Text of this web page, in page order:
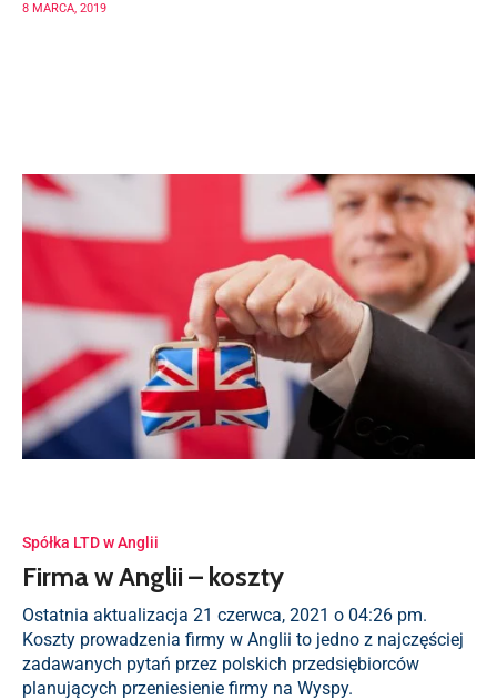
8 MARCA, 2019
Spółka LTD w Anglii
Firma w Anglii – koszty
Ostatnia aktualizacja 21 czerwca, 2021 o 04:26 pm.
Koszty prowadzenia firmy w Anglii to jedno z najczęściej
zadawanych pytań przez polskich przedsiębiorców
planujących przeniesienie firmy na Wyspy.